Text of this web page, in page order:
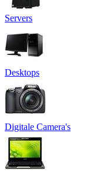
Servers
Desktops
Digitale Camera's